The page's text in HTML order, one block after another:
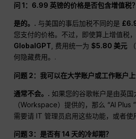
问 1：6.99 英镑的价格是否包含增值税？
是的。. 与美国的事后加税不同的是
您支付的价格。不过，即使算上增值税
GlobalGPT , 费用统一为$5.80 美元
何隐藏费用。.
问题 2：我可以在大学账户或工作账户上
通常不会。. 如果您的谷歌帐户是由英国
（Workspace）提供的，那么 “AI Plus
需要请 IT 管理员启用这些功能，或者使
问题 3：是否有 14 天的冷却期？